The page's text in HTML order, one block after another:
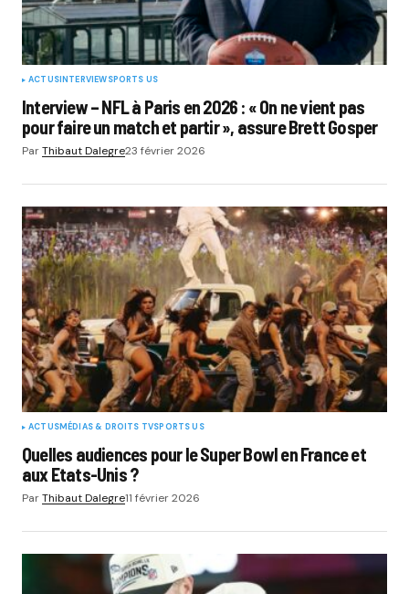
ACTUSINTERVIEWSPORTS US
Interview – NFL à Paris en 2026 : « On ne vient pas
pour faire un match et partir », assure Brett Gosper
ParThibaut Dalegre23 février 2026
ACTUSMÉDIAS & DROITS TVSPORTS US
Quelles audiences pour le Super Bowl en France et
aux Etats-Unis ?
ParThibaut Dalegre11 février 2026